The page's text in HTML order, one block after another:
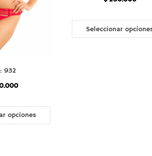
932
opciones
Seleccionar